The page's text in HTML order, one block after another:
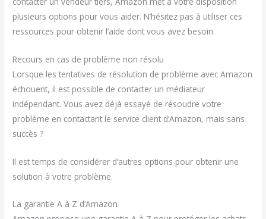
plusieurs options pour vous aider. N’hésitez pas à utiliser ces
ressources pour obtenir l’aide dont vous avez besoin.
Recours en cas de problème non résolu
Lorsque les tentatives de résolution de problème avec Amazon
échouent, il est possible de contacter un médiateur
indépendant. Vous avez déjà essayé de résoudre votre
problème en contactant le service client d’Amazon, mais sans
succès ?
Il est temps de considérer d’autres options pour obtenir une
solution à votre problème.
La garantie A à Z d’Amazon